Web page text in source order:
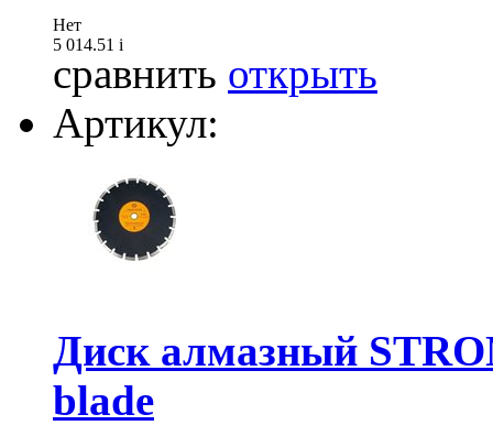
Нет
5 014.51 i
сравнить открыть
Артикул:
Диск алмазный
blade